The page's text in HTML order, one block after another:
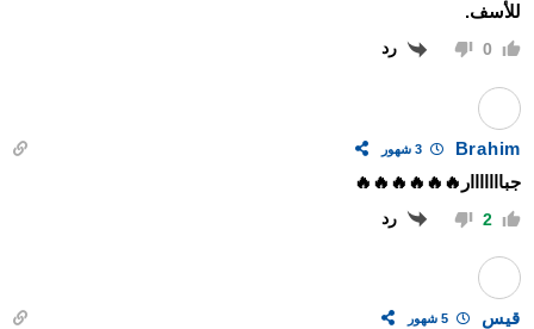
للأسف.
0 رد
Brahim 3 شهور
جبااااااار🔥🔥🔥🔥🔥🔥
2 رد
قيس 5 شهور